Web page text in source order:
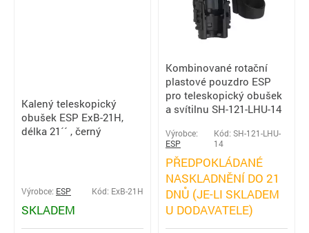
Kalený teleskopický
obušek ESP ExB-21H,
délka 21´´ , černý
Výrobce: ESP Kód: ExB-21H
SKLADEM
Kombinované rotační
plastové pouzdro ESP
pro teleskopický obušek
a svítilnu SH-121-LHU-14
Výrobce:
ESP
Kód: SH-121-LHU-
14
PŘEDPOKLÁDANÉ
NASKLADNĚNÍ DO 21
DNŮ (JE-LI SKLADEM
U DODAVATELE)